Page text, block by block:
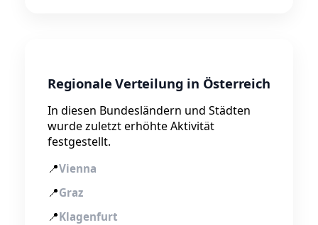
Regionale Verteilung in Österreich
In diesen Bundesländern und Städten
wurde zuletzt erhöhte Aktivität
festgestellt.
📍Vienna
📍Graz
📍Klagenfurt